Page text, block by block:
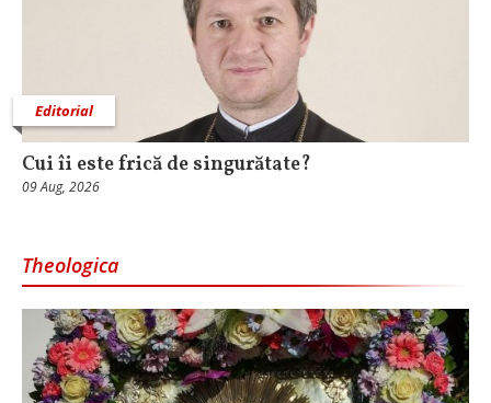
Editorial
Cui îi este frică de singurătate?
09 Aug, 2026
Theologica